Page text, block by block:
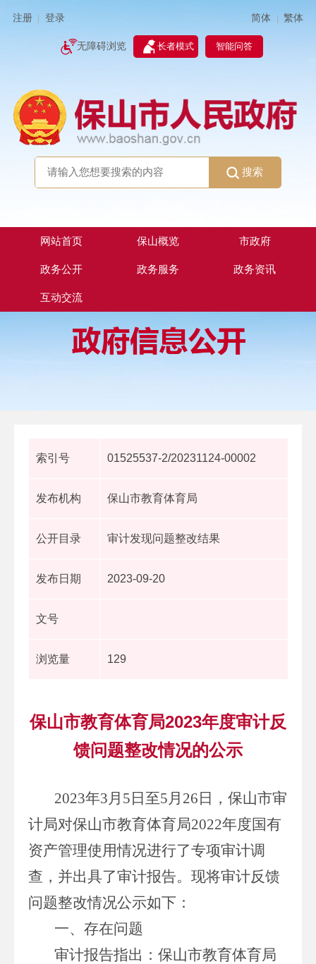
注册 登录 简体 | 繁体
无障碍浏览 长者模式 智能问答
搜索
网站首页 保山概览 市政府
政务公开 政务服务 政务资讯
互动交流
索引号 01525537-2/20231124-00002
发布机构 保山市教育体育局
公开目录 审计发现问题整改结果
发布日期 2023-09-20
文号
浏览量 129
保山市教育体育局2023年度审计反
馈问题整改情况的公示
2023年3月 5 日至5月 26 日，保山市审
计局对保山市教育体育局2022年度国有
资产管理使用情况进行了专项审计调
查，并出具了审计报告。现将审计反馈
问题整改情况公示如下：
一、存在问题
审计报告指出：保山市教育体育局